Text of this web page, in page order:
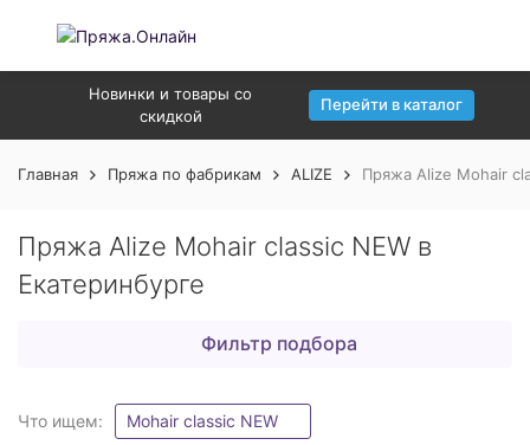
Новинки и товары со
скидкой
Перейти в каталог
Главная Пряжа по фабрикам ALIZE Пряжа Alize Mohair
Пряжа Alize Mohair classic NEW в
Екатеринбурге
Фильтр подбора
Что ищем: Mohair classic NEW